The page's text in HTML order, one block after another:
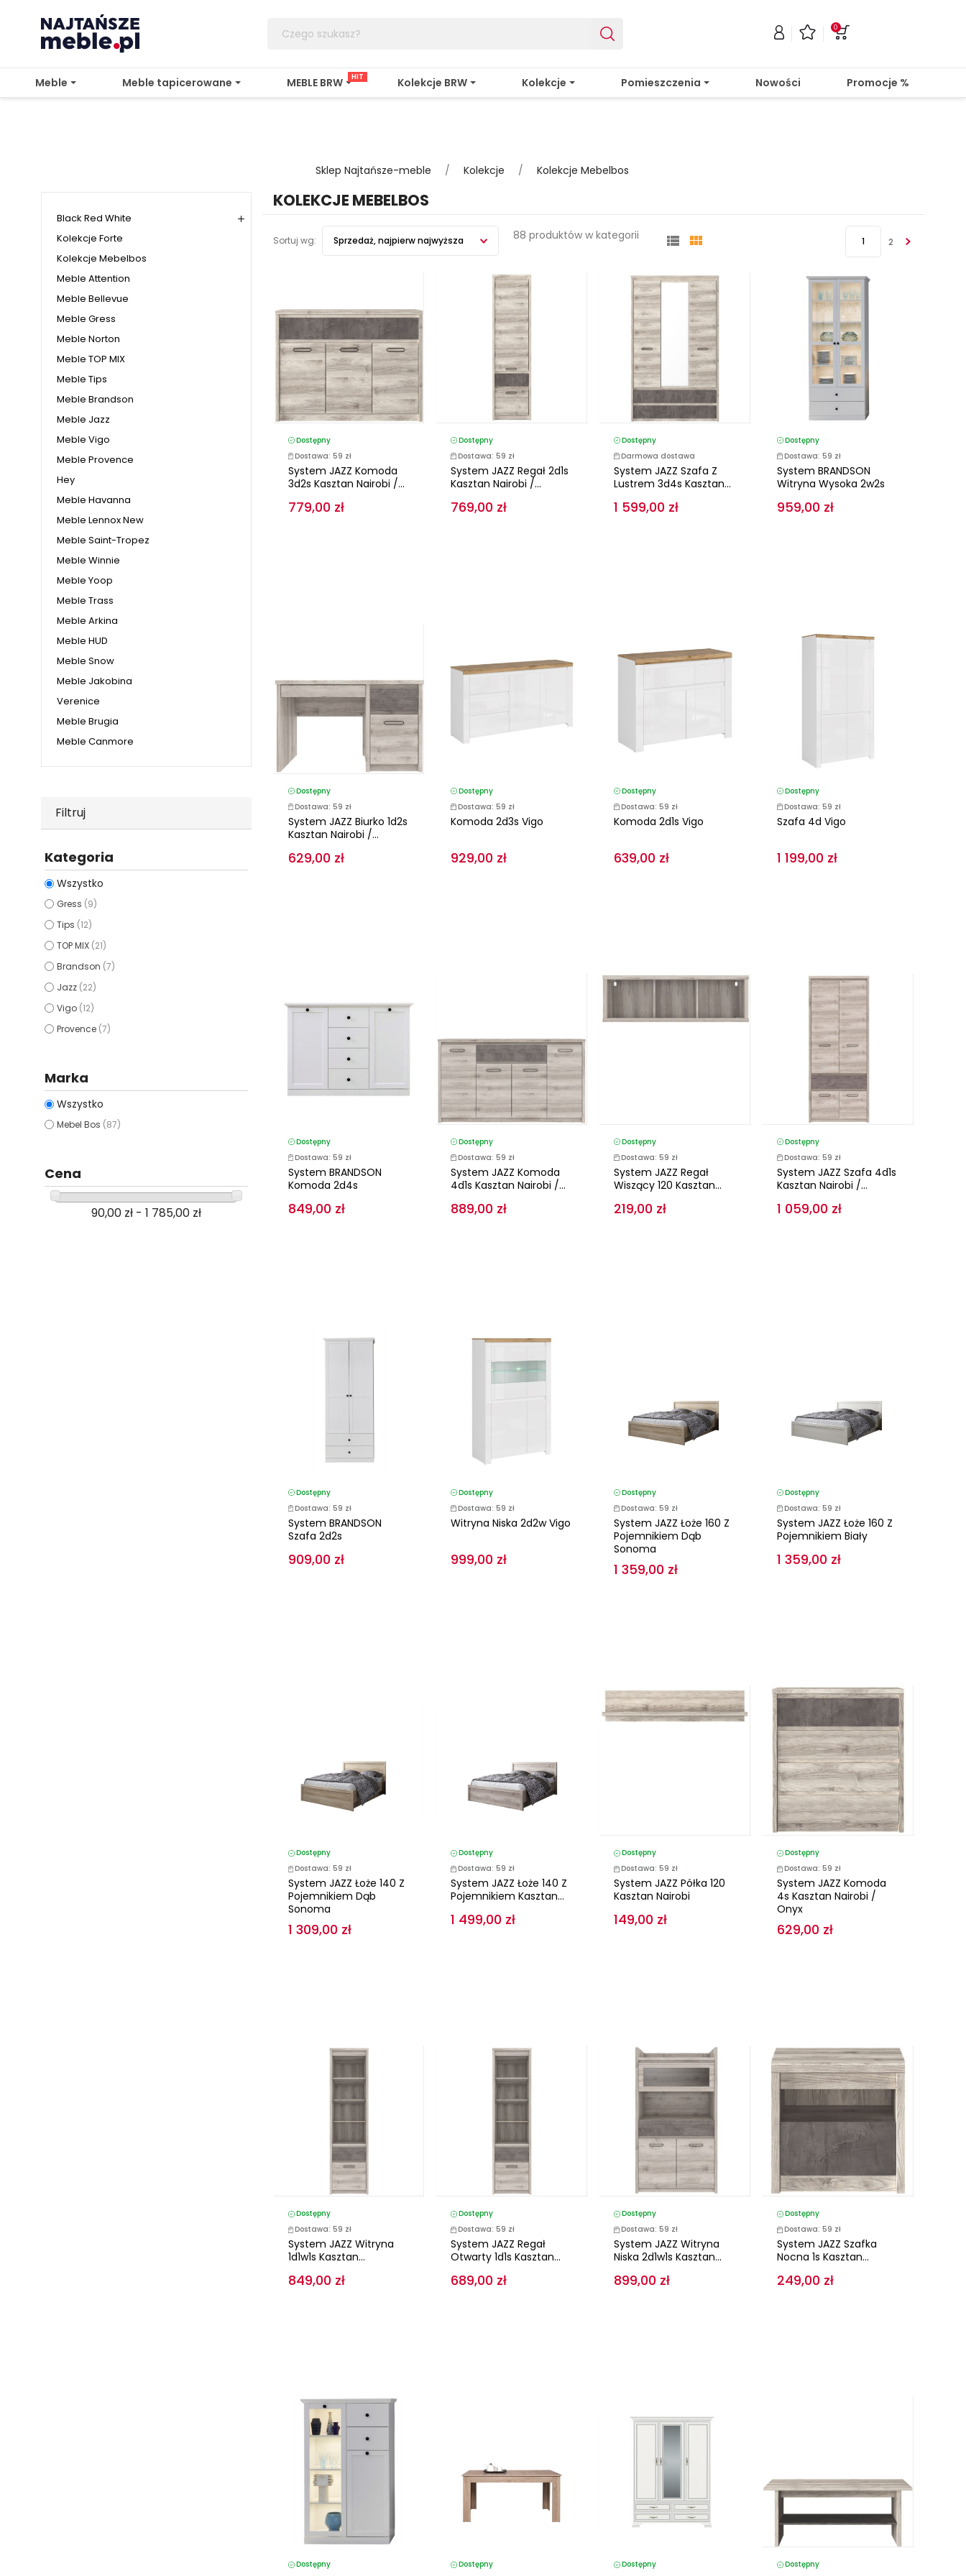
0
Meble Meble tapicerowane MEBLE BRW HIT Kolekcje BRW Kolekcje Pomieszczenia Nowości Promocje %
Sklep Najtańsze-meble Kolekcje Kolekcje Mebelbos
Black Red White 
Kolekcje Forte
Kolekcje Mebelbos
Meble Attention
Meble Bellevue
Meble Gress
Meble Norton
Meble TOP MIX
Meble Tips
Meble Brandson
Meble Jazz
Meble Vigo
Meble Provence
Hey
Meble Havanna
Meble Lennox New
Meble Saint-Tropez
Meble Winnie
Meble Yoop
Meble Trass
Meble Arkina
Meble HUD
Meble Snow
Meble Jakobina
Verenice
Meble Brugia
Meble Canmore
Filtruj
Kategoria
Wszystko
Gress (9)
Tips (12)
TOP MIX (21)
Brandson (7)
Jazz (22)
Vigo (12)
Provence (7)
Marka
Wszystko
Mebel Bos (87)
Cena
90,00 zł - 1 785,00 zł
KOLEKCJE MEBELBOS
Sortuj wg: Sprzedaż, najpierw najwyższa 88 produktów w kategorii   1 2
Dostępny
Dostawa: 59 zł
System JAZZ Komoda
3d2s Kasztan Nairobi /...
779,00 zł
Dostępny
Dostawa: 59 zł
System JAZZ Regał 2d1s
Kasztan Nairobi /...
769,00 zł
Dostępny
Darmowa dostawa
System JAZZ Szafa Z
Lustrem 3d4s Kasztan...
1 599,00 zł
Dostępny
Dostawa: 59 zł
System BRANDSON
Witryna Wysoka 2w2s
959,00 zł
Dostępny
Dostawa: 59 zł
System JAZZ Biurko 1d2s
Kasztan Nairobi /...
629,00 zł
Dostępny
Dostawa: 59 zł
Komoda 2d3s Vigo
929,00 zł
Dostępny
Dostawa: 59 zł
Komoda 2d1s Vigo
639,00 zł
Dostępny
Dostawa: 59 zł
Szafa 4d Vigo
1 199,00 zł
Dostępny
Dostawa: 59 zł
System BRANDSON
Komoda 2d4s
849,00 zł
Dostępny
Dostawa: 59 zł
System JAZZ Komoda
4d1s Kasztan Nairobi /...
889,00 zł
Dostępny
Dostawa: 59 zł
System JAZZ Regał
Wiszący 120 Kasztan...
219,00 zł
Dostępny
Dostawa: 59 zł
System JAZZ Szafa 4d1s
Kasztan Nairobi /...
1 059,00 zł
Dostępny
Dostawa: 59 zł
System BRANDSON
Szafa 2d2s
909,00 zł
Dostępny
Dostawa: 59 zł
Witryna Niska 2d2w Vigo
999,00 zł
Dostępny
Dostawa: 59 zł
System JAZZ Łoże 160 Z
Pojemnikiem Dąb
Sonoma
1 359,00 zł
Dostępny
Dostawa: 59 zł
System JAZZ Łoże 160 Z
Pojemnikiem Biały
1 359,00 zł
Dostępny
Dostawa: 59 zł
System JAZZ Łoże 140 Z
Pojemnikiem Dąb
Sonoma
1 309,00 zł
Dostępny
Dostawa: 59 zł
System JAZZ Łoże 140 Z
Pojemnikiem Kasztan...
1 499,00 zł
Dostępny
Dostawa: 59 zł
System JAZZ Półka 120
Kasztan Nairobi
149,00 zł
Dostępny
Dostawa: 59 zł
System JAZZ Komoda
4s Kasztan Nairobi /
Onyx
629,00 zł
Dostępny
Dostawa: 59 zł
System JAZZ Witryna
1d1w1s Kasztan...
849,00 zł
Dostępny
Dostawa: 59 zł
System JAZZ Regał
Otwarty 1d1s Kasztan...
689,00 zł
Dostępny
Dostawa: 59 zł
System JAZZ Witryna
Niska 2d1w1s Kasztan...
899,00 zł
Dostępny
Dostawa: 59 zł
System JAZZ Szafka
Nocna 1s Kasztan...
249,00 zł
Dostępny
Dostępny
Dostępny
Dostępny